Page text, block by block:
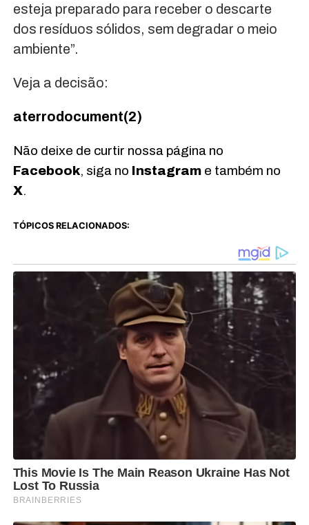
esteja preparado para receber o descarte
dos resíduos sólidos, sem degradar o meio
ambiente”.
Veja a decisão:
aterrodocument(2)
Não deixe de curtir nossa página no
Facebook, siga no Instagrame também no
X.
TÓPICOS RELACIONADOS: